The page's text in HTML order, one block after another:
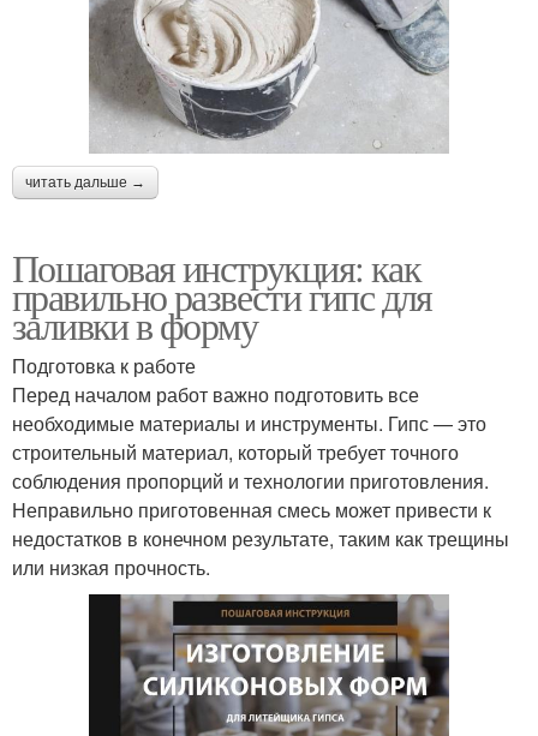
читать дальше →
Пошаговая инструкция: как
правильно развести гипс для
заливки в форму
Подготовка к работе
Перед началом работ важно подготовить все
необходимые материалы и инструменты. Гипс — это
строительный материал, который требует точного
соблюдения пропорций и технологии приготовления.
Неправильно приготовенная смесь может привести к
недостатков в конечном результате, таким как трещины
или низкая прочность.